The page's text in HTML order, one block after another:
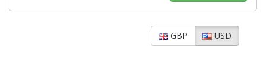
GBP USD